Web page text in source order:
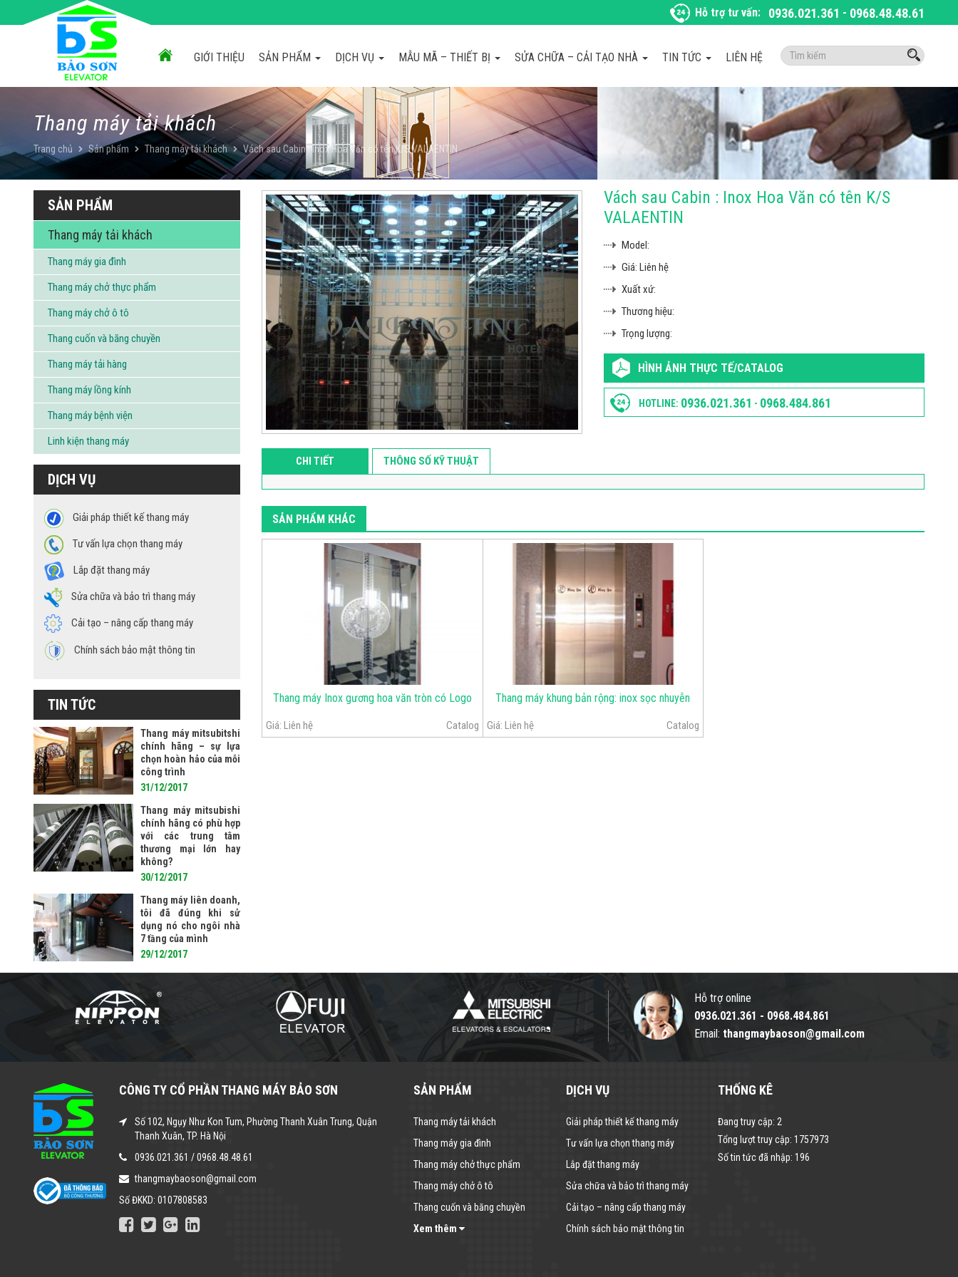
Hỗ trợ tư vấn: 0936.021.361 - 0968.48.48.61
Tìm
kiếm:
GIỚI THIỆU SẢN PHẨM DỊCH VỤ MẪU MÃ – THIẾT BỊ SỬA CHỮA – CẢI TẠO NHÀ TIN TỨC LIÊN HỆ
Thang máy tải khách
Trang chủ Sản phẩm Thang máy tải khách Vách sau Cabin : Inox Hoa Văn có tên K/S VALAENTIN
Vách sau Cabin : Inox Hoa Văn có tên K/S
VALAENTIN
Model:
Giá: Liên hệ
Xuất xứ:
Thương hiệu:
Trọng lượng:
HÌNH ẢNH THỰC TẾ/CATALOG
HOTLINE: 0936.021.361 - 0968.484.861
CHI TIẾT THÔNG SỐ KỸ THUẬT
SẢN PHẨM KHÁC
Thang máy Inox gương hoa văn tròn có Logo
Giá: Liên hệ Catalog
Thang máy khung bản rộng: inox sọc nhuyễn
Giá: Liên hệ Catalog
SẢN PHẨM
Thang máy tải khách
Thang máy gia đình
Thang máy chở thực phẩm
Thang máy chở ô tô
Thang cuốn và băng chuyền
Thang máy tải hàng
Thang máy lồng kính
Thang máy bệnh viện
Linh kiện thang máy
DỊCH VỤ
Giải pháp thiết kế thang máy
Tư vấn lựa chọn thang máy
Lắp đặt thang máy
Sửa chữa và bảo trì thang máy
Cải tạo – nâng cấp thang máy
Chính sách bảo mật thông tin
TIN TỨC
Thang máy mitsubitshi
chính hãng – sự lựa
chọn hoàn hảo của mỗi
công trình
31/12/2017
Thang máy mitsubishi
chính hãng có phù hợp
với các trung tâm
thương mại lớn hay
không?
30/12/2017
Thang máy liên doanh,
tôi đã đúng khi sử
dụng nó cho ngôi nhà
7 tầng của mình
29/12/2017
Hỗ trợ online
0936.021.361 - 0968.484.861
Email: thangmaybaoson@gmail.com
CÔNG TY CỔ PHẦN THANG MÁY BẢO SƠN
Số 102, Ngụy Như Kon Tum, Phường Thanh Xuân Trung, Quận
Thanh Xuân, TP. Hà Nội
0936.021.361 /0968.48.48.61
thangmaybaoson@gmail.com
Số ĐKKD: 0107808583
SẢN PHẨM
Thang máy tải khách
Thang máy gia đình
Thang máy chở thực phẩm
Thang máy chở ô tô
Thang cuốn và băng chuyền
Xem thêm
DỊCH VỤ
Giải pháp thiết kế thang máy
Tư vấn lựa chọn thang máy
Lắp đặt thang máy
Sửa chữa và bảo trì thang máy
Cải tạo – nâng cấp thang máy
Chính sách bảo mật thông tin
THỐNG KÊ
Đang truy cập: 2
Tổng lượt truy cập: 1757973
Số tin tức đã nhập: 196